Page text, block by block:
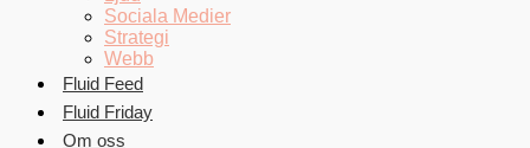
Sociala Medier
Strategi
Webb
Fluid Feed
Fluid Friday
Om oss